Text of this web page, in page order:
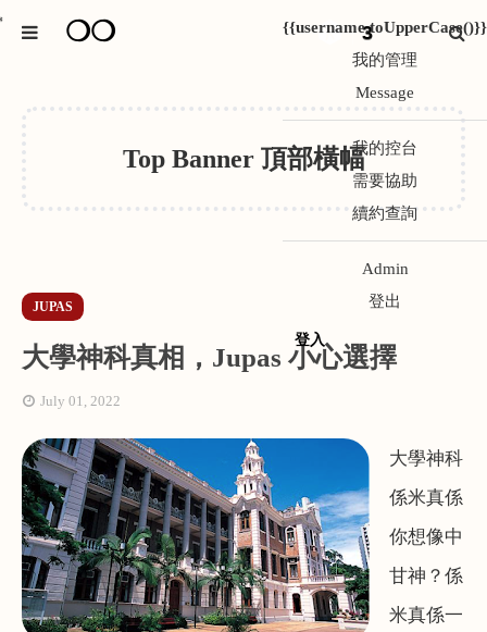
❍❍
{{username.toUpperCase()}}
我的管理
Message
我的控台
需要協助
續約查詢
Admin
登出
登入
3
Top Banner 頂部橫幅
JUPAS
大學神科真相，Jupas 小心選擇
July 01, 2022
大學神科
係米真係
你想像中
甘神？係
米真係一